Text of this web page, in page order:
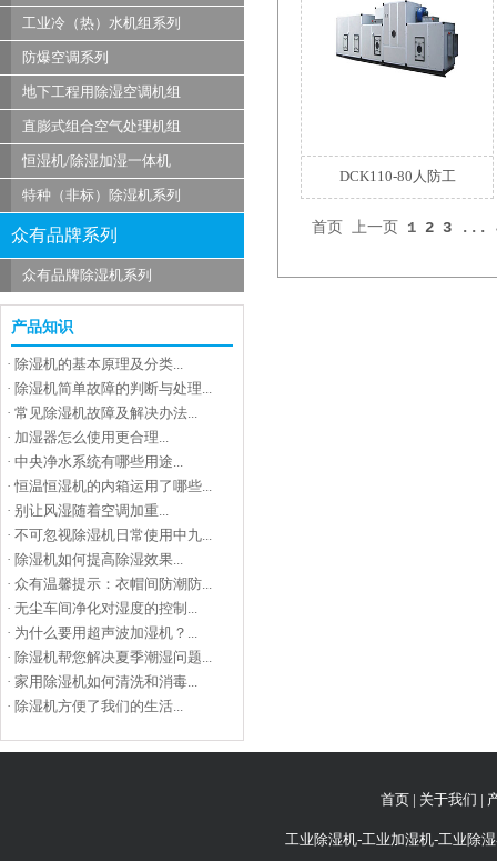
工业冷（热）水机组系列
防爆空调系列
地下工程用除湿空调机组
直膨式组合空气处理机组
恒湿机/除湿加湿一体机
特种（非标）除湿机系列
众有品牌系列
众有品牌除湿机系列
产品知识
· 除湿机的基本原理及分类...
· 除湿机简单故障的判断与处理...
· 常见除湿机故障及解决办法...
· 加湿器怎么使用更合理...
· 中央净水系统有哪些用途...
· 恒温恒湿机的内箱运用了哪些...
· 别让风湿随着空调加重...
· 不可忽视除湿机日常使用中九...
· 除湿机如何提高除湿效果...
· 众有温馨提示：衣帽间防潮防...
· 无尘车间净化对湿度的控制...
· 为什么要用超声波加湿机？...
· 除湿机帮您解决夏季潮湿问题...
· 家用除湿机如何清洗和消毒...
· 除湿机方便了我们的生活...
DCK110-80人防工
首页 上一页 1 2 3 ...
首页 | 关于我们 |
工业除湿机-工业加湿机-工业除